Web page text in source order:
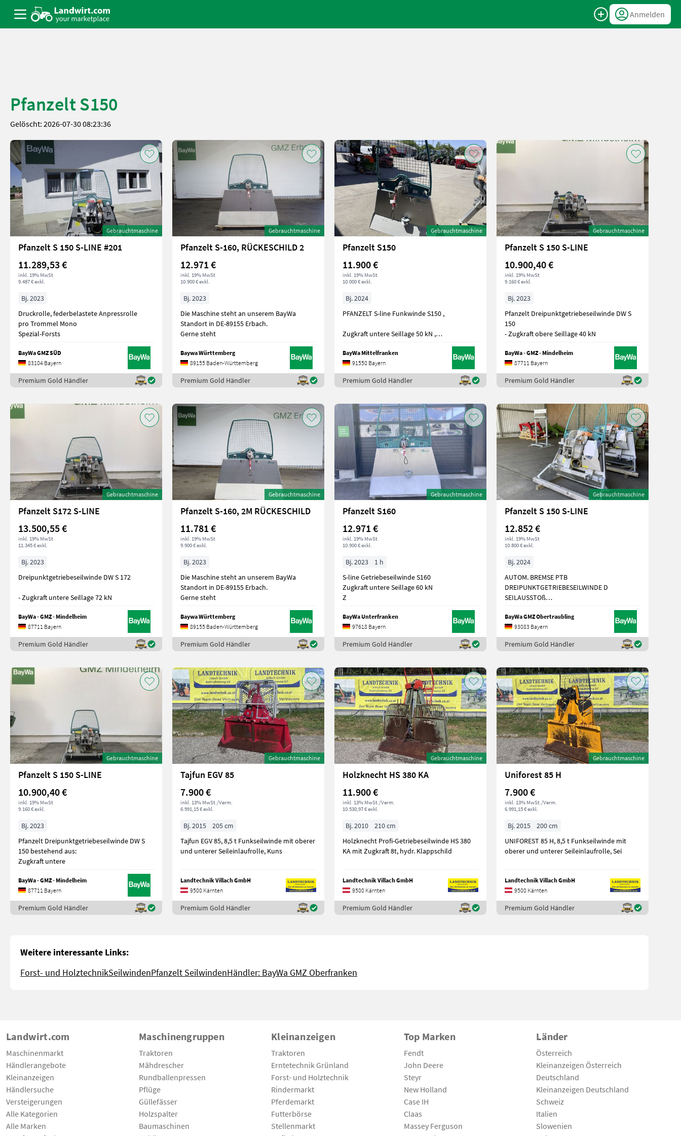
Anmelden
Pfanzelt S150
Gelöscht: 2026-07-30 08:23:36
Gebrauchtmaschine
Pfanzelt S 150 S-LINE #201
11.289,53 €
inkl. 19% MwSt
9.487 € exkl.
Bj. 2023
Druckrolle, federbelastete Anpressrolle
pro Trommel Mono
Spezial-Forsts
BayWa GMZ SÜD
83104 Bayern
Premium Gold Händler
Gebrauchtmaschine
Pfanzelt S-160, RÜCKESCHILD 2
12.971 €
inkl. 19% MwSt
10.900 € exkl.
Bj. 2023
Die Maschine steht an unserem BayWa
Standort in DE-89155 Erbach.
Gerne steht
Baywa Württemberg
89155 Baden-Württemberg
Premium Gold Händler
Gebrauchtmaschine
Pfanzelt S150
11.900 €
inkl. 19% MwSt
10.000 € exkl.
Bj. 2024
PFANZELT S-line Funkwinde S150 ,
Zugkraft untere Seillage 50 kN ,
BayWa Mittelfranken
91550 Bayern
Premium Gold Händler
Gebrauchtmaschine
Pfanzelt S 150 S-LINE
10.900,40 €
inkl. 19% MwSt
9.160 € exkl.
Bj. 2023
Pfanzelt Dreipunktgetriebeseilwinde DW S
150
- Zugkraft obere Seillage 40 kN
BayWa - GMZ - Mindelheim
87711 Bayern
Premium Gold Händler
Gebrauchtmaschine
Pfanzelt S172 S-LINE
13.500,55 €
inkl. 19% MwSt
11.345 € exkl.
Bj. 2023
Dreipunktgetriebeseilwinde DW S 172
- Zugkraft untere Seillage 72 kN
BayWa - GMZ - Mindelheim
87711 Bayern
Premium Gold Händler
Gebrauchtmaschine
Pfanzelt S-160, 2M RÜCKESCHILD
11.781 €
inkl. 19% MwSt
9.900 € exkl.
Bj. 2023
Die Maschine steht an unserem BayWa
Standort in DE-89155 Erbach.
Gerne steht
Baywa Württemberg
89155 Baden-Württemberg
Premium Gold Händler
Gebrauchtmaschine
Pfanzelt S160
12.971 €
inkl. 19% MwSt
10.900 € exkl.
Bj. 2023
1 h
S-line Getriebeseilwinde S160
Zugkraft untere Seillage 60 kN
Z
BayWa Unterfranken
97618 Bayern
Premium Gold Händler
Gebrauchtmaschine
Pfanzelt S 150 S-LINE
12.852 €
inkl. 19% MwSt
10.800 € exkl.
Bj. 2024
AUTOM. BREMSE PTB
DREIPUNKTGETRIEBESEILWINDE D
SEILAUSSTOß
BayWa GMZ Obertraubling
93083 Bayern
Premium Gold Händler
Gebrauchtmaschine
Pfanzelt S 150 S-LINE
10.900,40 €
inkl. 19% MwSt
9.160 € exkl.
Bj. 2023
Pfanzelt Dreipunktgetriebeseilwinde DW S
150 bestehend aus:
Zugkraft untere
BayWa - GMZ - Mindelheim
87711 Bayern
Premium Gold Händler
Gebrauchtmaschine
Tajfun EGV 85
7.900 €
inkl. 13% MwSt./Verm.
6.991,15 € exkl.
Bj. 2015
205 cm
Tajfun EGV 85, 8,5 t Funkseilwinde mit oberer
und unterer Seileinlaufrolle, Kuns
Landtechnik Villach GmbH
9500 Kärnten
Premium Gold Händler
Gebrauchtmaschine
Holzknecht HS 380 KA
11.900 €
inkl. 13% MwSt./Verm.
10.530,97 € exkl.
Bj. 2010
210 cm
Holzknecht Profi-Getriebeseilwinde HS 380
KA mit Zugkraft 8t, hydr. Klappschild
Landtechnik Villach GmbH
9500 Kärnten
Premium Gold Händler
Gebrauchtmaschine
Uniforest 85 H
7.900 €
inkl. 13% MwSt./Verm.
6.991,15 € exkl.
Bj. 2015
200 cm
UNIFOREST 85 H, 8,5 t Funkseilwinde mit
oberer und unterer Seileinlaufrolle, Sei
Landtechnik Villach GmbH
9500 Kärnten
Premium Gold Händler
Weitere interessante Links:
Forst- und HolztechnikSeilwindenPfanzelt SeilwindenHändler: BayWa GMZ Oberfranken
Landwirt.com
Maschinenmarkt
Händlerangebote
Kleinanzeigen
Händlersuche
Versteigerungen
Alle Kategorien
Alle Marken
Maschinengruppen
Traktoren
Mähdrescher
Rundballenpressen
Pflüge
Güllefässer
Holzspalter
Baumaschinen
Kleinanzeigen
Traktoren
Erntetechnik Grünland
Forst- und Holztechnik
Rindermarkt
Pferdemarkt
Futterbörse
Stellenmarkt
Top Marken
Fendt
John Deere
Steyr
New Holland
Case IH
Claas
Massey Ferguson
Länder
Österreich
Kleinanzeigen Österreich
Deutschland
Kleinanzeigen Deutschland
Schweiz
Italien
Slowenien